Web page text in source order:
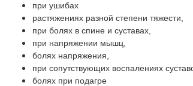
при ушибах
растяжениях разной степени тяжести,
при болях в спине и суставах,
при напряжении мышц,
болях напряжения,
при сопутствующих воспалениях
болях при подагре